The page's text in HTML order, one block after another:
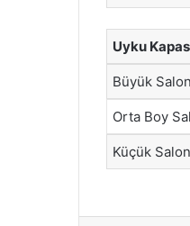
Uyku
Büyük Salon
Orta Boy
Küçük Salon